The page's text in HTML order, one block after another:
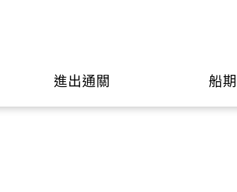
進出通關 船